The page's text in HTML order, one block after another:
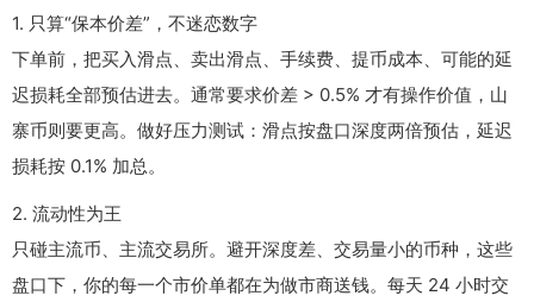
1. 只算“保本价差”，不迷恋数字
下单前，把买入滑点、卖出滑点、手续费、提币成本、可能的延
迟损耗全部预估进去。通常要求价差 > 0.5% 才有操作价值，山
寨币则要更高。做好压力测试：滑点按盘口深度两倍预估，延迟
损耗按 0.1% 加总。
2. 流动性为王
只碰主流币、主流交易所。避开深度差、交易量小的币种，这些
盘口下，你的每一个市价单都在为做市商送钱。每天 24 小时交